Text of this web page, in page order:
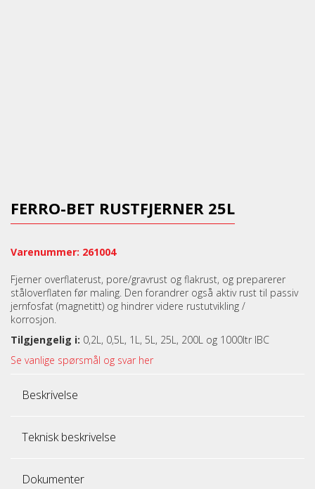
FERRO-BET RUSTFJERNER 25L
Varenummer: 261004
Fjerner overflaterust, pore/gravrust og flakrust, og preparerer
ståloverflaten før maling. Den forandrer også aktiv rust til passiv
jernfosfat (magnetitt) og hindrer videre rustutvikling /
korrosjon.
Tilgjengelig i: 0,2L, 0,5L, 1L, 5L, 25L, 200L og 1000ltr IBC
Se vanlige spørsmål og svar her
Beskrivelse
Teknisk beskrivelse
Dokumenter